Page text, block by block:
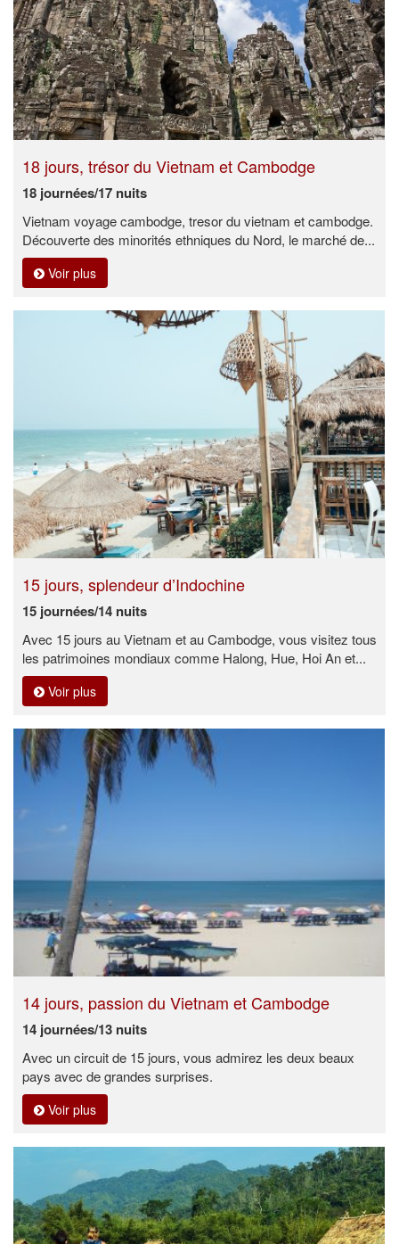
18 jours, trésor du Vietnam et Cambodge
18 journées/17 nuits
Vietnam voyage cambodge, tresor du vietnam et cambodge.
Découverte des minorités ethniques du Nord, le marché de...
Voir plus
15 jours, splendeur d’Indochine
15 journées/14 nuits
Avec 15 jours au Vietnam et au Cambodge, vous visitez tous
les patrimoines mondiaux comme Halong, Hue, Hoi An et...
Voir plus
14 jours, passion du Vietnam et Cambodge
14 journées/13 nuits
Avec un circuit de 15 jours, vous admirez les deux beaux
pays avec de grandes surprises.
Voir plus